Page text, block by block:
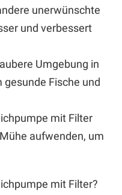
unerwünschte
und verbessert
Umgebung in
Fische und
mit Filter
aufwenden, um
mit Filter?